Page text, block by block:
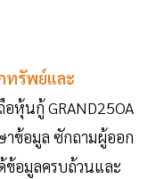
ทรัพย์และ
หุ้นกู้ GRAND25OA
ข้อมูล ซักถามผู้ออก
อมูลครบถ้วนและ